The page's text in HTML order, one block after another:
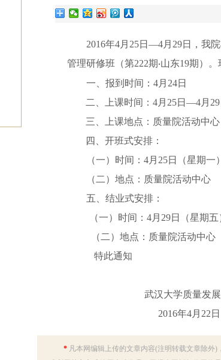
2016年4月25日—4月29日，我
管理研修班（第222期·山东19期）。
一、报到时间：4月24日
二、上课时间：4月25日—4月29
三、上课地点：质量院活动中心
四、开班式安排：
（一）时间：4月25日（星期一
（二）地点：质量院活动中心
五、结业式安排：
（一）时间：4月29日（星期五
（二）地点：质量院活动中心
特此通知
武汉大学质量发
2016年4月22日
* 凡本网编辑上传的文章内容(注明转载文章除外